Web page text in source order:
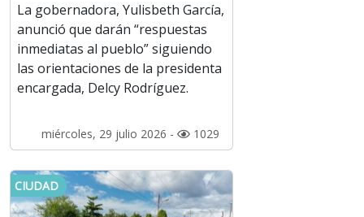
La gobernadora, Yulisbeth García,
anunció que darán “respuestas
inmediatas al pueblo” siguiendo
las orientaciones de la presidenta
encargada, Delcy Rodríguez.
miércoles, 29 julio 2026 - 1029
CIUDAD